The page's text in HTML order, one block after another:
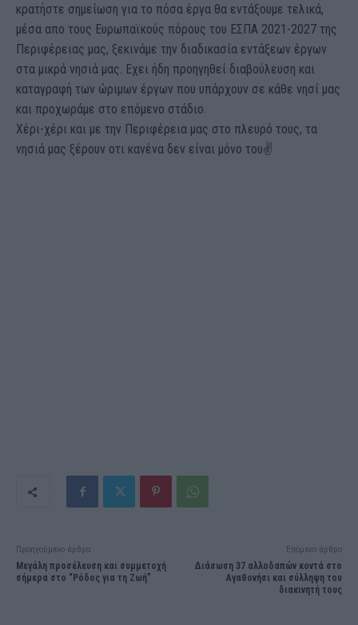
κρατήστε σημείωση για το πόσα έργα θα εντάξουμε τελικά,
μέσα απο τους Ευρωπαϊκούς πόρους του ΕΣΠΑ 2021-2027 της
Περιφέρειας μας, ξεκινάμε την διαδικασία εντάξεων έργων
στα μικρά νησιά μας. Εχει ήδη προηγηθεί διαβούλευση και
καταγραφή των ώριμων έργων που υπάρχουν σε κάθε νησί μας
και προχωράμε στο επόμενο στάδιο.
Χέρι-χέρι και με την Περιφέρεια μας στο πλευρό τους, τα
νησιά μας ξέρουν οτι κανένα δεν είναι μόνο του✌️
Προηγούμενο άρθρο
Μεγάλη προσέλευση και συμμετοχή
σήμερα στο “Ρόδος για τη Ζωή”
Επόμενο άρθρο
Διάσωση 37 αλλοδαπών κοντά στο
Αγαθονήσι και σύλληψη του
διακινητή τους